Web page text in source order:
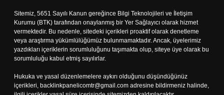
Sitemiz, 5651 Sayılı Kanun gereğince Bilgi Teknolojileri ve İletişim
Kurumu (BTK) tarafından onaylanmış bir Yer Sağlayıcı olarak hizmet
vermektedir. Bu nedenle, sitedeki içerikleri proaktif olarak denetleme
veya araştırma yükümlülüğümüz bulunmamaktadır. Ancak, üyelerimiz
yazdıkları içeriklerin sorumluluğunu taşımakta olup, siteye üye olarak bu
sorumluluğu kabul etmiş sayılırlar.
Hukuka ve yasal düzenlemelere aykırı olduğunu düşündüğünüz
içerikleri, backlinkpanelicomtr@gmail.com adresine bildirmeniz halinde,